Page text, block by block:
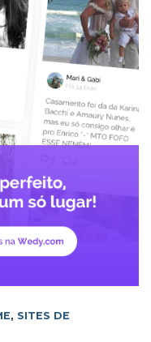
, SITES DE